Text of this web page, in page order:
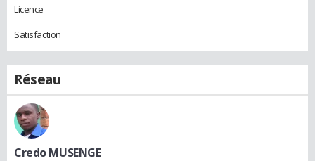
Licence
Satisfaction
Réseau
Credo MUSENGE